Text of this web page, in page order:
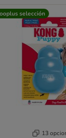
selección
13